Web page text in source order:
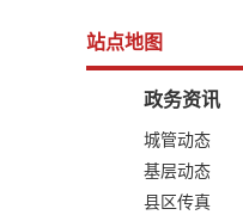
站点地图
政务资讯
城管动态
基层动态
县区传真